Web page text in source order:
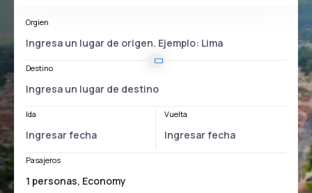
Orgien
Destino
Ida Vuelta
Pasajeros